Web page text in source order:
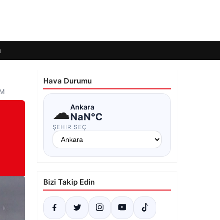
Hava Durumu
☁Ankara
NaN°C
ŞEHIR SEÇ
Bizi Takip Edin